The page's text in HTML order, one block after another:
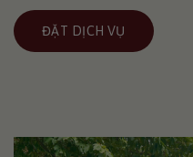
ĐẶT DỊCH VỤ